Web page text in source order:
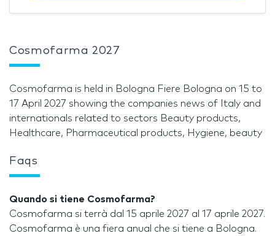
Cosmofarma 2027
Cosmofarma is held in Bologna Fiere Bologna on 15 to
17 April 2027 showing the companies news of Italy and
internationals related to sectors Beauty products,
Healthcare, Pharmaceutical products, Hygiene, beauty
Faqs
Quando si tiene Cosmofarma?
Cosmofarma si terrà dal 15 aprile 2027 al 17 aprile 2027.
Cosmofarma è una fiera anual che si tiene a Bologna.